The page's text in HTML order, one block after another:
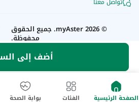
أضف إلى
©
2026
myAster. جميع الحقوق
محفوظة.
الصفحة الرئيسية الفئات بوابة الصحة